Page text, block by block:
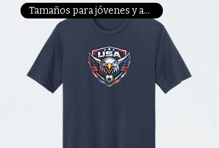
Tamaños para jóvenes y adultos